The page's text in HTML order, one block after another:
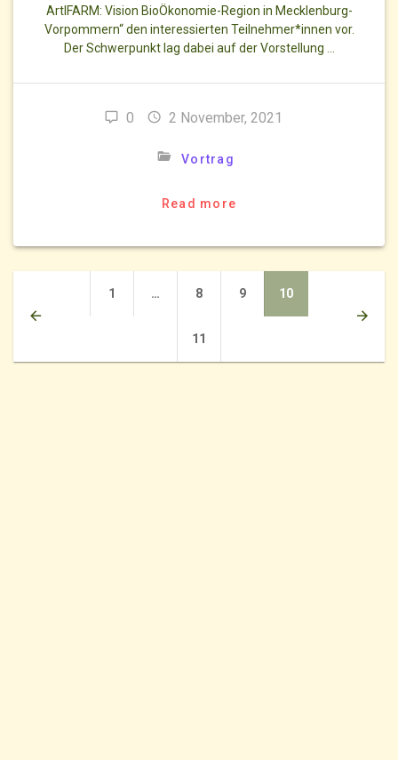
ArtIFARM: Vision BioÖkonomie-Region in Mecklenburg-
Vorpommern“ den interessierten Teilnehmer*innen vor.
Der Schwerpunkt lag dabei auf der Vorstellung …
0 2 November, 2021
Vortrag
Read more
navigation
Page
1 … Page
8 Page
9 Page
10
Page
11